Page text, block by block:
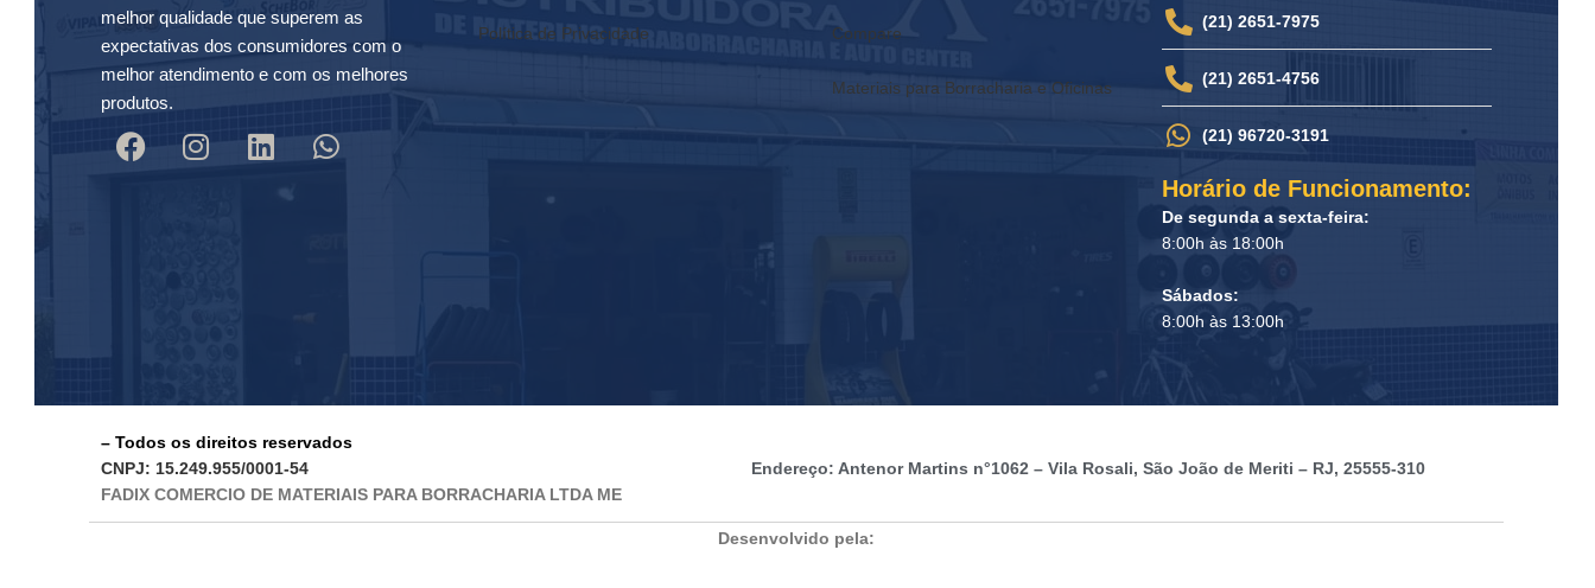
melhor qualidade que superem as
expectativas dos consumidores com o
melhor atendimento e com os melhores
produtos.
Política de Privacidade Compare
Materiais para Borracharia e Oficinas
(21) 2651-7975
(21) 2651-4756
(21) 96720-3191
Horário de Funcionamento:
De segunda a sexta-feira:
8:00h às 18:00h
Sábados:
8:00h às 13:00h
– Todos os direitos reservados
CNPJ: 15.249.955/0001-54
FADIX COMERCIO DE MATERIAIS PARA BORRACHARIA LTDA ME
Endereço: Antenor Martins n°1062 – Vila Rosali, São João de Meriti – RJ, 25555-310
Desenvolvido pela: